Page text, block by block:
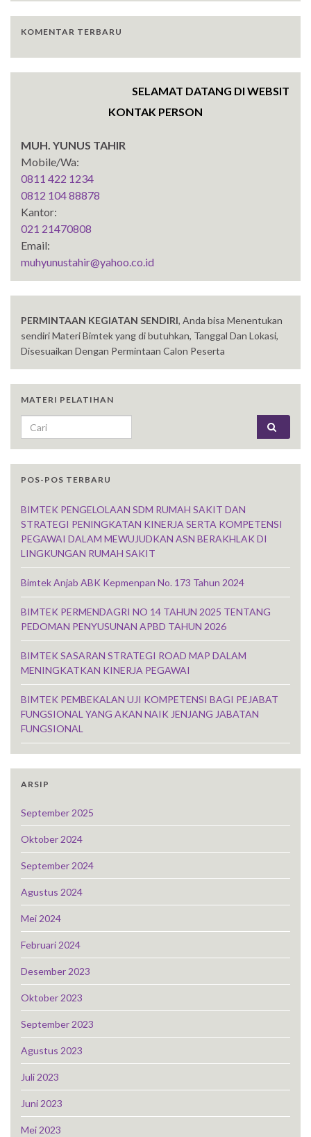
KOMENTAR TERBARU
SELAMAT DATANG DI WEBSITE
KONTAK PERSON
MUH. YUNUS TAHIR
Mobile/Wa:
0811 422 1234
0812 104 88878
Kantor:
021 21470808
Email:
muhyunustahir@yahoo.co.id
PERMINTAAN KEGIATAN SENDIRI, Anda bisa Menentukan
sendiri Materi Bimtek yang di butuhkan, Tanggal Dan Lokasi,
Disesuaikan Dengan Permintaan Calon Peserta
MATERI PELATIHAN
Search for:
POS-POS TERBARU
BIMTEK PENGELOLAAN SDM RUMAH SAKIT DAN
STRATEGI PENINGKATAN KINERJA SERTA KOMPETENSI
PEGAWAI DALAM MEWUJUDKAN ASN BERAKHLAK DI
LINGKUNGAN RUMAH SAKIT
Bimtek Anjab ABK Kepmenpan No. 173 Tahun 2024
BIMTEK PERMENDAGRI NO 14 TAHUN 2025 TENTANG
PEDOMAN PENYUSUNAN APBD TAHUN 2026
BIMTEK SASARAN STRATEGI ROAD MAP DALAM
MENINGKATKAN KINERJA PEGAWAI
BIMTEK PEMBEKALAN UJI KOMPETENSI BAGI PEJABAT
FUNGSIONAL YANG AKAN NAIK JENJANG JABATAN
FUNGSIONAL
ARSIP
September 2025
Oktober 2024
September 2024
Agustus 2024
Mei 2024
Februari 2024
Desember 2023
Oktober 2023
September 2023
Agustus 2023
Juli 2023
Juni 2023
Mei 2023